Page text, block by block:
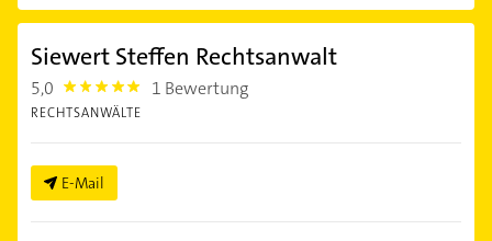
Siewert Steffen Rechtsanwalt
5,0 5.0 1 Bewertung
RECHTSANWÄLTE
E-Mail